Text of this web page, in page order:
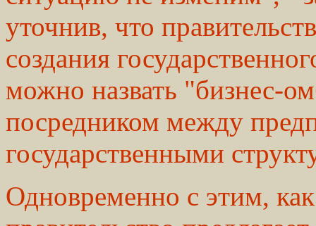
уточнив, что
создания
можно назвать "бизнес-
посредником между
государственными
Одновременно с этим,